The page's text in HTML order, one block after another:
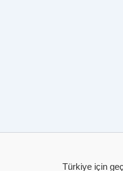
Türkiye için